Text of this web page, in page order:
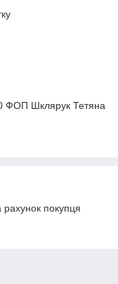
ФОП Шклярук Тетяна
покупця